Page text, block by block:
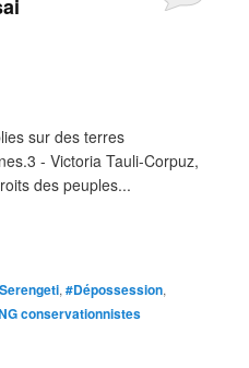
sur des terres
- Victoria Tauli-Corpuz,
des peuples...
, #Dépossession,
conservationnistes